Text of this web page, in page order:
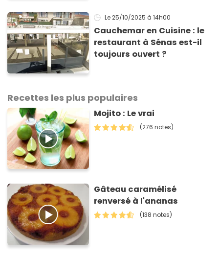
Le 25/10/2025 à 14h00
Cauchemar en Cuisine : le
restaurant à Sénas est-il
toujours ouvert ?
Recettes les plus populaires
Mojito : Le vrai
(276 notes)
Gâteau caramélisé
renversé à l'ananas
(138 notes)